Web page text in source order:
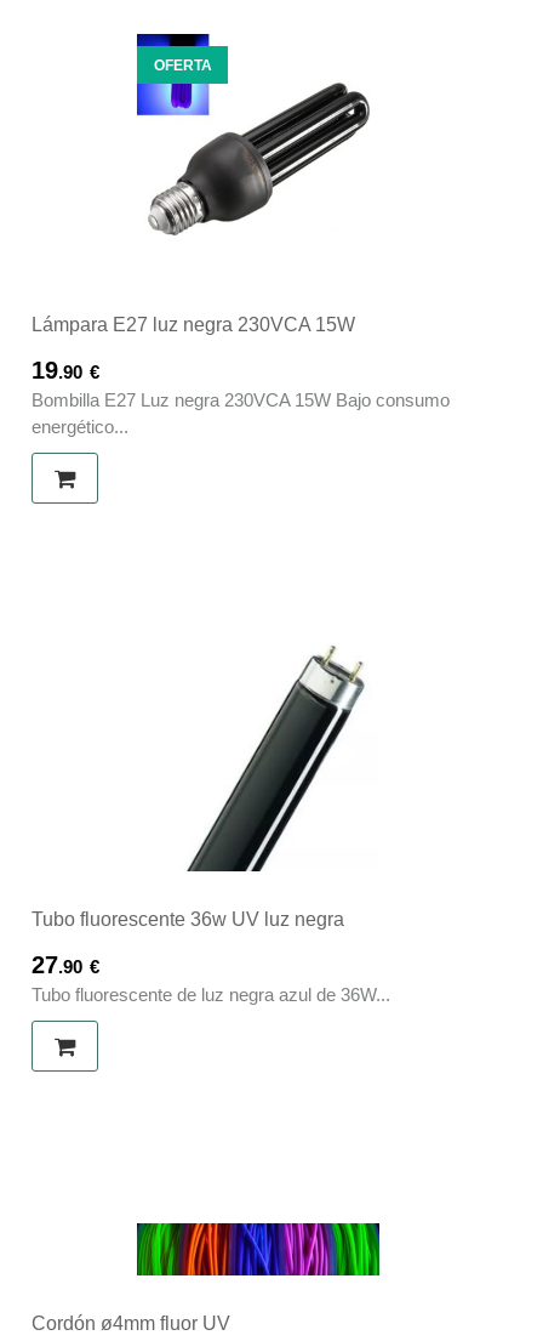
OFERTA
Lámpara E27 luz negra 230VCA 15W
19.90 €
Bombilla E27 Luz negra 230VCA 15W Bajo consumo
energético...
Tubo fluorescente 36w UV luz negra
27.90 €
Tubo fluorescente de luz negra azul de 36W...
Cordón ø4mm fluor UV